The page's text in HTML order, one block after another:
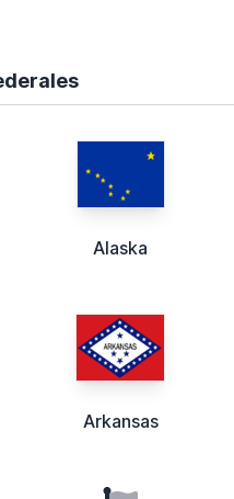
Alaska
Arkansas